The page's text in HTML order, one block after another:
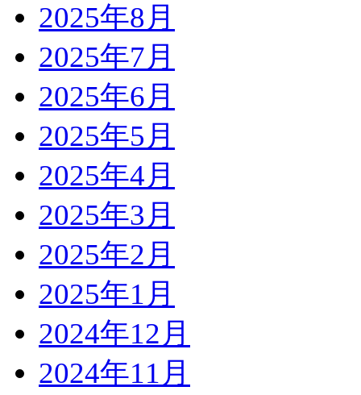
2025年8月
2025年7月
2025年6月
2025年5月
2025年4月
2025年3月
2025年2月
2025年1月
2024年12月
2024年11月